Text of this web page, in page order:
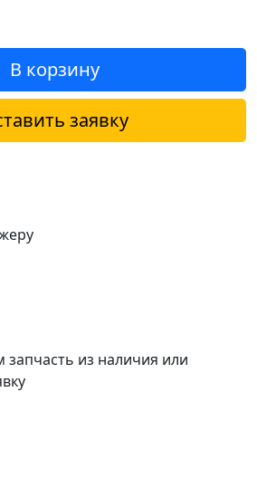
В корзину
заявку
из наличия или